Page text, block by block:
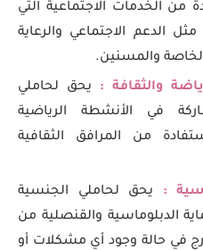
من الخدمات الاجتماعية التي
مثل الدعم الاجتماعي والرعاية
والمسنين.
والثقافة : يحق لحاملي
في الأنشطة الرياضية
من المرافق الثقافية
:
يحق لحاملي الجنسية
الدبلوماسية والقنصلية من
في حالة وجود أي مشكلات أو